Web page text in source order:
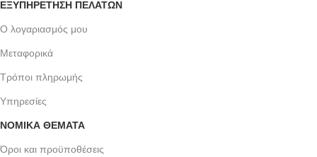
ΕΞΥΠΗΡΈΤΗΣΗ ΠΕΛΑΤΏΝ
Ο λογαριασμός μου
Μεταφορικά
Τρόποι πληρωμής
Υπηρεσίες
ΝΟΜΙΚΆ ΘΈΜΑΤΑ
Όροι και προϋποθέσεις